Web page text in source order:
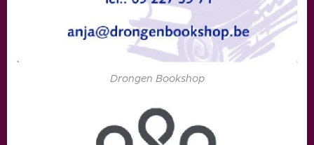
Drongen Bookshop